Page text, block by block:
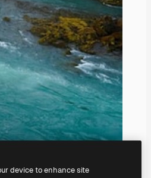
device to enhance site